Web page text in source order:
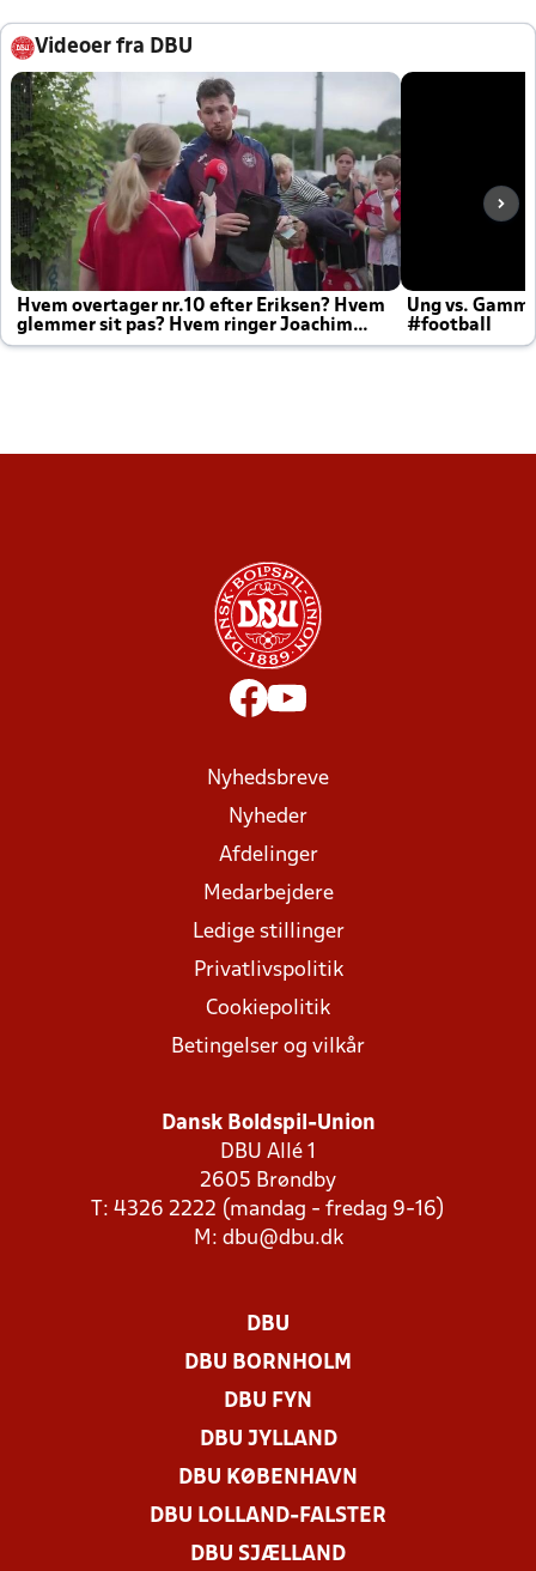
Videoer fra DBU
Hvem overtager nr.10 efter Eriksen? Hvem
glemmer sit pas? Hvem ringer Joachim
altid til efter kampe?
Ung vs.
#football
Nyhedsbreve
Nyheder
Afdelinger
Medarbejdere
Ledige stillinger
Privatlivspolitik
Cookiepolitik
Betingelser og vilkår
Dansk Boldspil-Union
DBU Allé 1
2605 Brøndby
T: 4326 2222 (mandag - fredag 9-16)
M: dbu@dbu.dk
DBU
DBU BORNHOLM
DBU FYN
DBU JYLLAND
DBU KØBENHAVN
DBU LOLLAND-FALSTER
DBU SJÆLLAND